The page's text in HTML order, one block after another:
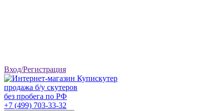
Вход/Регистрация
продажа б/у скутеров
без пробега по РФ
+7 (499) 703-33-32